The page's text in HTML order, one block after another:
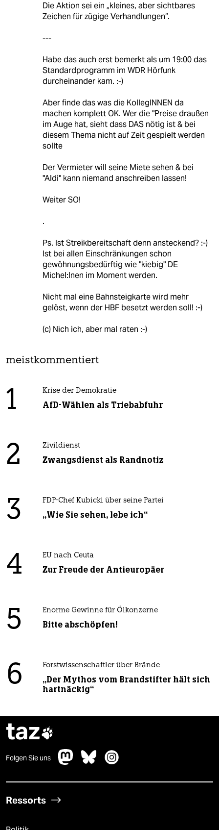
Die Aktion sei ein „kleines, aber sichtbares
Zeichen für zügige Verhandlungen“.
---
Habe das auch erst bemerkt als um 19:00 das
Standardprogramm im WDR Hörfunk
durcheinander kam. :-)
Aber finde das was die KollegINNEN da
machen komplett OK. Wer die "Preise draußen
im Auge hat, sieht dass DAS nötig ist & bei
diesem Thema nicht auf Zeit gespielt werden
sollte
Der Vermieter will seine Miete sehen & bei
"Aldi" kann niemand anschreiben lassen!
Weiter SO!
.
Ps. Ist Streikbereitschaft denn ansteckend? :-)
Ist bei allen Einschränkungen schon
gewöhnungsbedürftig wie "kiebig" DE
Michel:Inen im Moment werden.
Nicht mal eine Bahnsteigkarte wird mehr
gelöst, wenn der HBF besetzt werden soll! :-)
(c) Nich ich, aber mal raten :-)
meistkommentiert
1 Krise der Demokratie
AfD-Wählen als Triebabfuhr
2 Zivildienst
Zwangsdienst als Randnotiz
3 FDP-Chef Kubicki über seine Partei
„Wie Sie sehen, lebe ich“
4 EU nach Ceuta
Zur Freude der Antieuropäer
5 Enorme Gewinne für Ölkonzerne
Bitte abschöpfen!
6 Forstwissenschaftler über Brände
„Der Mythos vom Brandstifter hält sich
hartnäckig“
taz
Folgen Sie uns
Ressorts